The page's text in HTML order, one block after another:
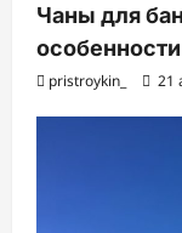
Чаны для
pristroykin_ 21